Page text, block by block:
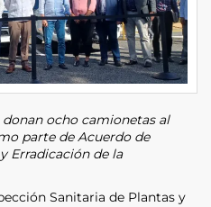
ocho camionetas al
parte de Acuerdo de
Erradicación de la
Sanitaria de Plantas y